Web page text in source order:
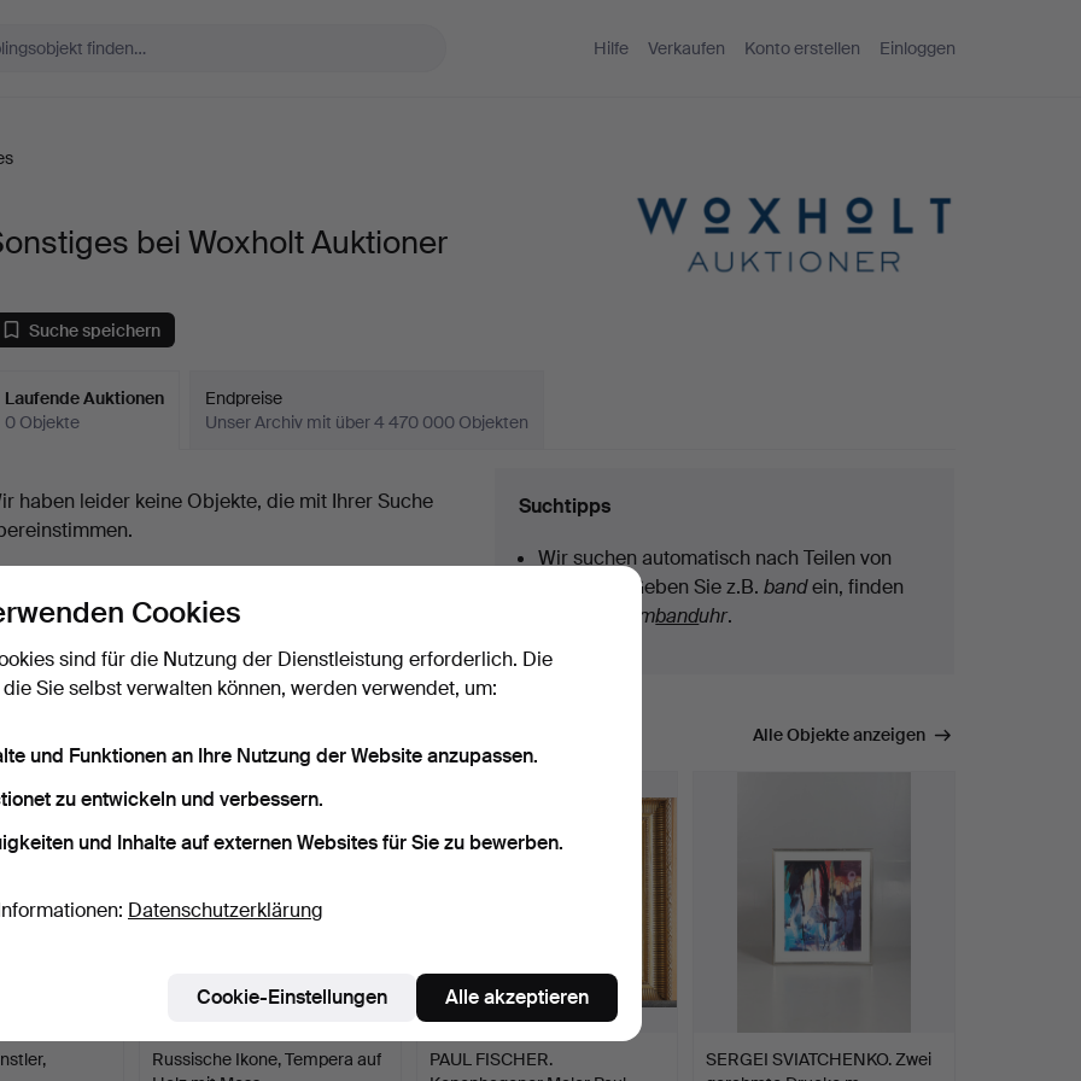
Hilfe Verkaufen Konto erstellen Einloggen
bei Woxholt Auktioner
Suche speichern
Laufende Auktionen
0 Objekte
Endpreise
Unser Archiv mit über 4 470 000 Objekten
haben leider keine Objekte, die mit Ihrer Suche
zu erhalten, sobald dieses Objekt
Suchtipps
Wir suchen automatisch nach Teilen von
Begriffen. Geben Sie z.B.bandein, finden
Armbanduhr.
die mit Ihrer Suche übereinstimmen. Alle Objekte anzeigen
Russische Ikone, Tempera auf
PAUL FISCHER.
SERGEI SVIATCHENKO. Zwei
Cookies
sind für die Nutzung der Dienstleistung erforderlich. Die
Sie selbst verwalten können, werden verwendet, um:
und Funktionen an Ihre Nutzung der Website anzupassen.
zu entwickeln und verbessern.
und Inhalte auf externen Websites für Sie zu bewerben.
Datenschutzerklärung
Cookie-Einstellungen Alle akzeptieren